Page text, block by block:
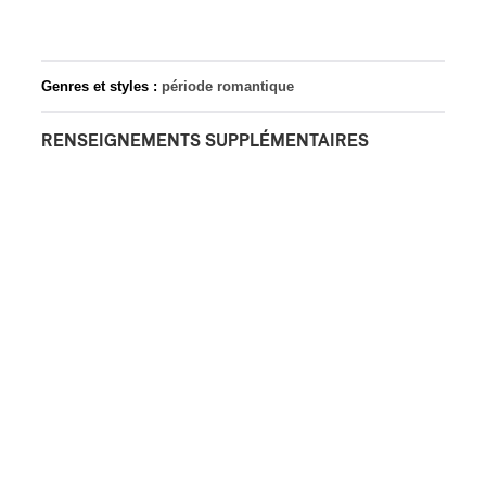
Genres et styles : période romantique
RENSEIGNEMENTS SUPPLÉMENTAIRES